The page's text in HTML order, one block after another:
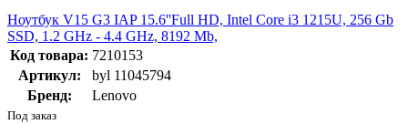
Ноутбук V15 G3 IAP 15.6''Full HD, Intel Core i3 1215U, 256 Gb
SSD, 1.2 GHz - 4.4 GHz, 8192 Mb,
Код товара: 7210153
Артикул:
byl 11045794
Бренд:
Lenovo
Под заказ